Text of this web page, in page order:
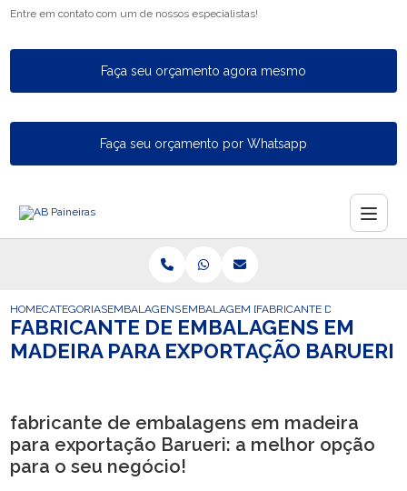
Entre em contato com um de nossos especialistas!
Faça seu orçamento agora mesmo
Faça seu orçamento por Whatsapp
HOMECATEGORIASEMBALAGENS PARA EXPORTACAO
EMBALAGEM DE EXPORTACAO
FABRICANTE DE
FABRICANTE DE EMBALAGENS EM
MADEIRA PARA EXPORTAÇÃO BARUERI
fabricante de embalagens em madeira
para exportação Barueri: a melhor opção
para o seu negócio!